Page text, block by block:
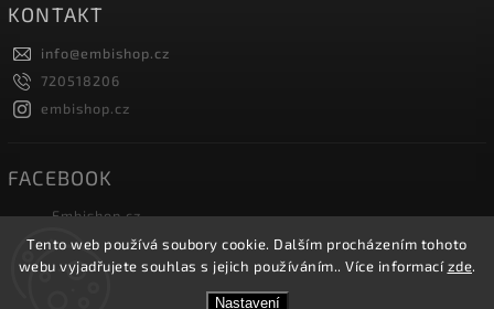
Tento web používá soubory cookie. Dalším procházením tohoto
webu vyjadřujete souhlas s jejich používáním.. Více informacízde.
Nastavení
KONTAKT
info@embishop.cz
720518206
embishop.cz
FACEBOOK
Embishop.cz
Embishop.cz. Všechna práva vyhrazena.